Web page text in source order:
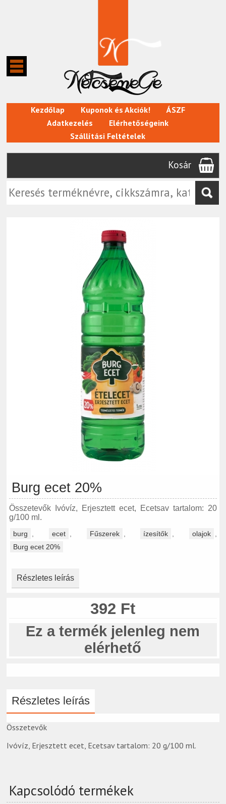
Kezdőlap Kuponok és Akciók!
ÁSZF
Adatkezelés
Elérhetőségeink
Szállítási Feltételek
Kosár
Burg ecet 20%
Összetevők Ivóvíz, Erjesztett ecet, Ecetsav tartalom: 20
g/100 ml.
burg ecet Fűszerek ízesítők olajok
Burg ecet 20%
Részletes leírás
392 Ft
Ez a termék jelenleg nem
elérhető
Részletes leírás
Összetevők
Ivóvíz, Erjesztett ecet, Ecetsav tartalom: 20 g/100 ml.
Kapcsolódó termékek